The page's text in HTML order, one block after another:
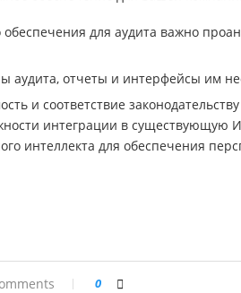
для аудита важно
аудита, отчеты и интерфейсы им
и соответствие
интеграции в существующую
интеллекта для обеспечения
0